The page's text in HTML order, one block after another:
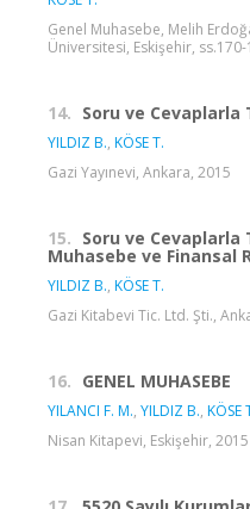
Genel Muhasebe, Melih
Üniversitesi, Eskişehir,
14. Soru ve Cevaplarla
YILDIZ B., KÖSE T.
Gazi Yayınevi, Ankara, 2015
15. Soru ve Cevaplarla
Muhasebe ve Finansal
YILDIZ B., KÖSE T.
Gazi Kitabevi Tic. Ltd. Şti.,
16. GENEL MUHASEBE
YILANCI F. M., YILDIZ B., KÖSE
Nisan Kitapevi, Eskişehir, 2015